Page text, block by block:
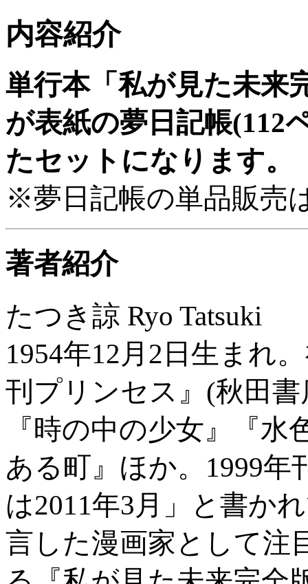
内容紹介
単行本「私が見た未来
が表紙の夢日記帳(112
たセットになります。
※夢日記帳の単品販売
著者紹介
たつき諒 Ryo Tatsuki
1954年12月2日生まれ
刊プリンセス』(秋田
『時の中の少女』『
ある町』ほか。1999年
は2011年3月」と書か
言した漫画家として注